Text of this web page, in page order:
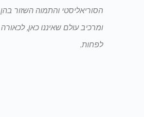
הסוריאליסטי והתמוה השזור בהן
ומרכיב עולם שאיננו כאן, לכאורה
לפחות.